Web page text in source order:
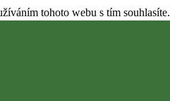
tohoto webu s tím souhlasíte.